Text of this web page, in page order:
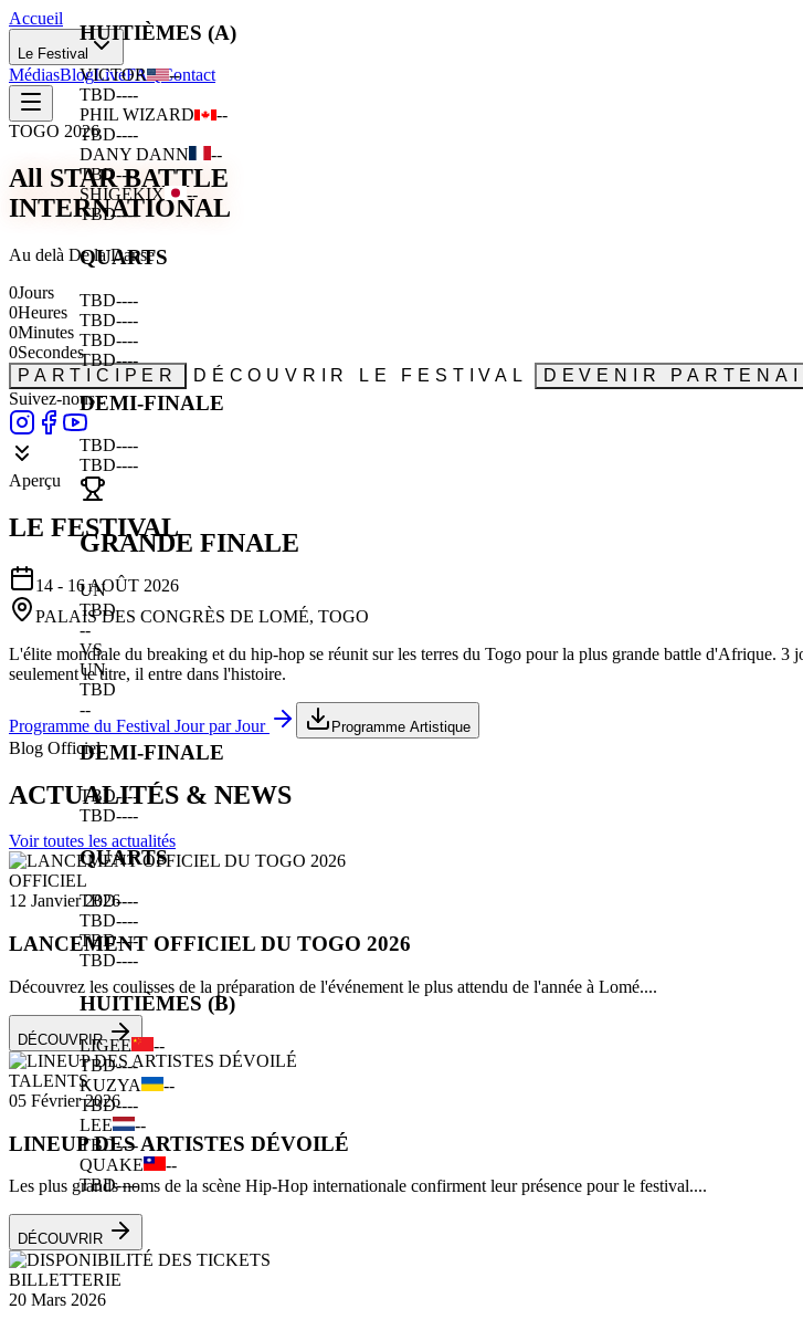
Accueil
Le Festival
MédiasBlogLiveFAQContact
TOGO 2026
All STAR BATTLE
INTERNATIONAL
Au delà De la Danse
0Jours
0Heures
0Minutes
0Secondes
PARTICIPER
DÉCOUVRIR LE FESTIVAL
DEVENIR
Suivez-nous :
Aperçu
LE FESTIVAL
14 - 16 AOÛT 2026
PALAIS DES CONGRÈS DE LOMÉ, TOGO
L'élite mondiale du breaking et du hip-hop se réunit sur les terres du Togo pour la plus grande battle d'Afrique.
seulement le titre, il entre dans l'histoire.
Programme du Festival Jour par Jour Programme Artistique
Blog Officiel
ACTUALITÉS & NEWS
Voir toutes les actualités
OFFICIEL
12 Janvier 2026
LANCEMENT OFFICIEL DU TOGO 2026
Découvrez les coulisses de la préparation de l'événement le plus attendu de l'année à Lomé....
DÉCOUVRIR
TALENTS
05 Février 2026
LINEUP DES ARTISTES DÉVOILÉ
Les plus grands noms de la scène Hip-Hop internationale confirment leur présence pour le festival....
DÉCOUVRIR
BILLETTERIE
20 Mars 2026
HUITIÈMES (A)
VICTOR
--
TBD----
PHIL WIZARD
--
TBD----
DANY DANN
--
TBD----
SHIGEKIX
--
TBD----
QUARTS
TBD----
TBD----
TBD----
TBD----
DEMI-FINALE
TBD----
TBD----
GRANDE FINALE
UN
TBD
--
VS
UN
TBD
--
DEMI-FINALE
TBD----
TBD----
QUARTS
TBD----
TBD----
TBD----
TBD----
HUITIÈMES (B)
LIGEE
--
TBD----
KUZYA
--
TBD----
LEE
--
TBD----
QUAKE
--
TBD----